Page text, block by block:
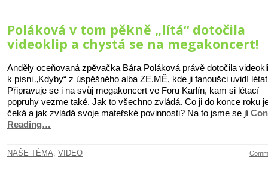
Poláková v tom pěkně „lítá“ dotočila
videoklip a chystá se na megakoncert!
Anděly oceňovaná zpěvačka Bára Poláková právě dotočila
k písni „Kdyby“ z úspěšného alba ZE.MĚ, kde ji fanoušci uvidí
Připravuje se i na svůj megakoncert ve Foru Karlín, kam si létací
popruhy vezme také. Jak to všechno zvládá. Co ji do konce roku
čeká a jak zvládá svoje mateřské povinnosti? Na to jsme se jí
Reading…
NAŠE TÉMA, VIDEO